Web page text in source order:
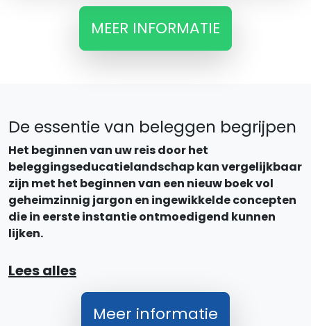
MEER INFORMATIE
De essentie van beleggen begrijpen
Het beginnen van uw reis door het
beleggingseducatielandschap kan vergelijkbaar
zijn met het beginnen van een nieuw boek vol
geheimzinnig jargon en ingewikkelde concepten
die in eerste instantie ontmoedigend kunnen
lijken.
Lees alles
Meer informatie